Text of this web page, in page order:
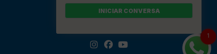
MAPA DO SITE
1
INICIAR CONVERSA